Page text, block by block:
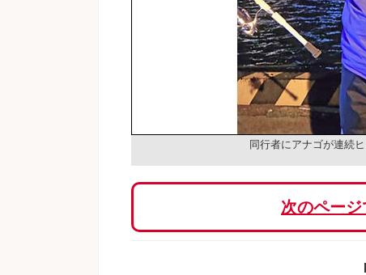
同行者にアナゴが連続ヒ
次のページ